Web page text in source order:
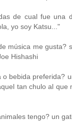
de cual fue una
yo soy Katsu..."
música me gusta?
Hishashi
o bebida preferida?
tan chulo al que
tengo? un